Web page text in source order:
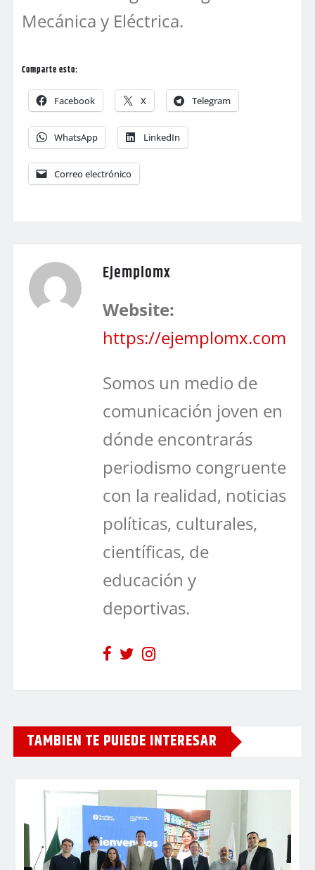
Mecánica y Eléctrica.
Comparte esto:
Facebook X Telegram
WhatsApp LinkedIn
Correo electrónico
Ejemplomx
Website:
https://ejemplomx.com
Somos un medio de
comunicación joven en
dónde encontrarás
periodismo congruente
con la realidad, noticias
políticas, culturales,
científicas, de
educación y
deportivas.
TAMBIEN TE PUIEDE INTERESAR